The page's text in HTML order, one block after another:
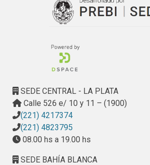
desestabiliza una imagen pública de la
SEDE CENTRAL - LA PLATA
Calle 526 e/ 10 y 11 – (1900)
(221) 4217374
(221) 4823795
08.00 hs a 19.00 hs
SEDE BAHÍA BLANCA